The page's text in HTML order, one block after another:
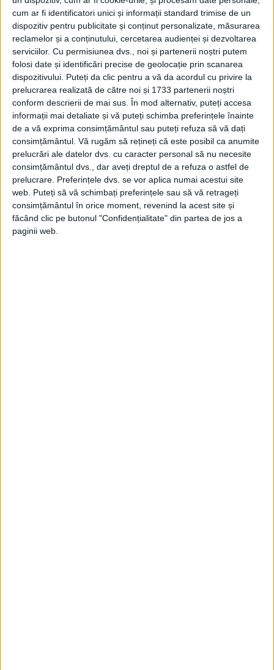
cum ar fi identificatori unici și informații standard trimise de un
dispozitiv pentru publicitate și conținut personalizate, măsurarea
reclamelor și a conținutului, cercetarea audienței și dezvoltarea
serviciilor. Cu permisiunea dvs., noi și partenerii noștri putem
folosi date și identificări precise de geolocație prin scanarea
dispozitivului. Puteți da clic pentru a vă da acordul cu privire la
prelucrarea realizată de către noi și 1733 partenerii noștri
conform descrierii de mai sus. În mod alternativ, puteți accesa
informații mai detaliate și vă puteți schimba preferințele înainte
de a vă exprima consimțământul sau puteți refuza să vă dați
consimțământul. Vă rugăm să rețineți că este posibil ca anumite
prelucrări ale datelor dvs. cu caracter personal să nu necesite
consimțământul dvs., dar aveți dreptul de a refuza o astfel de
prelucrare. Preferințele dvs. se vor aplica numai acestui site
web. Puteți să vă schimbați preferințele sau să vă retrageți
consimțământul în orice moment, revenind la acest site și
făcând clic pe butonul "Confidențialitate" din partea de jos a
paginii web.
Afaceri oneroase care au marcat România
modernă: Strousberg și Hallier
ETICHETE: IRAN,KHOMEINI,SAH
PUBLICAT IN CATEGORIILE: IUNIE 2018
DISTRIBUIE ȘTIREA: FACEBOOK|TWITTER
DACĂ VA PLAC MATERIALELE PUBLICATE, VA INVITĂM SĂ NE URMĂRIȚI
ȘI PE PAGINA NOASTRĂ DE FACEBOOK
RECOMANDARI PENTRU TINE
Istoria sloturilor: de la primele aparate
la sloturile online